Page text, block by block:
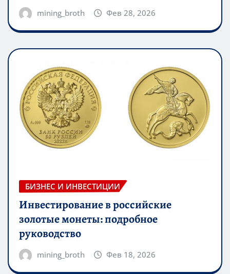
mining_broth Фев 28, 2026
БИЗНЕС И ИНВЕСТИЦИИ
Инвестирование в российские
золотые монеты: подробное
руководство
mining_broth Фев 18, 2026